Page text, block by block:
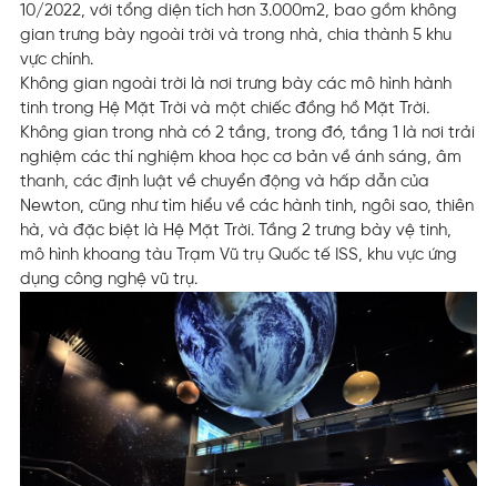
10/2022, với tổng diện tích hơn 3.000m2, bao gồm không
gian trưng bày ngoài trời và trong nhà, chia thành 5 khu
vực chính.
Không gian ngoài trời là nơi trưng bày các mô hình hành
tinh trong Hệ Mặt Trời và một chiếc đồng hồ Mặt Trời.
Không gian trong nhà có 2 tầng, trong đó, tầng 1 là nơi trải
nghiệm các thí nghiệm khoa học cơ bản về ánh sáng, âm
thanh, các định luật về chuyển động và hấp dẫn của
Newton, cũng như tìm hiểu về các hành tinh, ngôi sao, thiên
hà, và đặc biệt là Hệ Mặt Trời. Tầng 2 trưng bày vệ tinh,
mô hình khoang tàu Trạm Vũ trụ Quốc tế ISS, khu vực ứng
dụng công nghệ vũ trụ.